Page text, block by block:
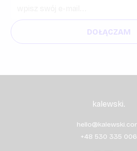
kalewski.
+48 530 335 006